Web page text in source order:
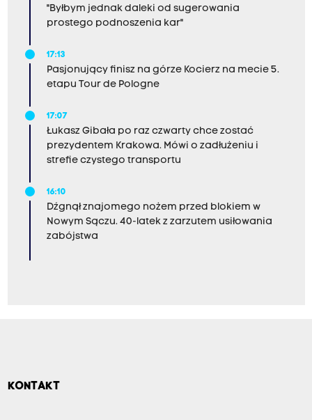
"Byłbym jednak daleki od sugerowania
prostego podnoszenia kar"
17:13
Pasjonujący finisz na górze Kocierz na mecie 5.
etapu Tour de Pologne
17:07
Łukasz Gibała po raz czwarty chce zostać
prezydentem Krakowa. Mówi o zadłużeniu i
strefie czystego transportu
16:10
Dźgnął znajomego nożem przed blokiem w
Nowym Sączu. 40-latek z zarzutem usiłowania
zabójstwa
KONTAKT